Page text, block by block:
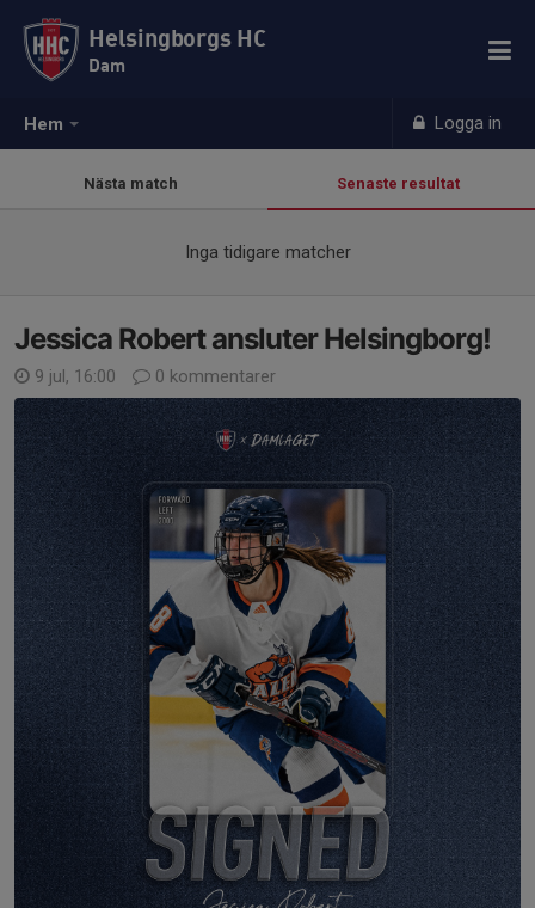
Hem Logga in
Helsingborgs HC
Dam
Nästa match Senaste resultat
Inga tidigare matcher
Jessica Robert ansluter Helsingborg!
9 jul, 16:00 0 kommentarer